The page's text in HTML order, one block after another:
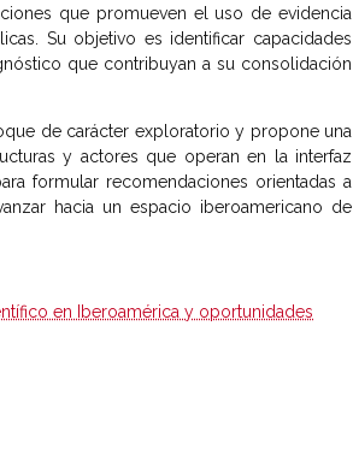
que promueven el uso de evidencia
Su objetivo es identificar capacidades
que contribuyan a su consolidación
de carácter exploratorio y propone una
y actores que operan en la interfaz
formular recomendaciones orientadas a
hacia un espacio iberoamericano de